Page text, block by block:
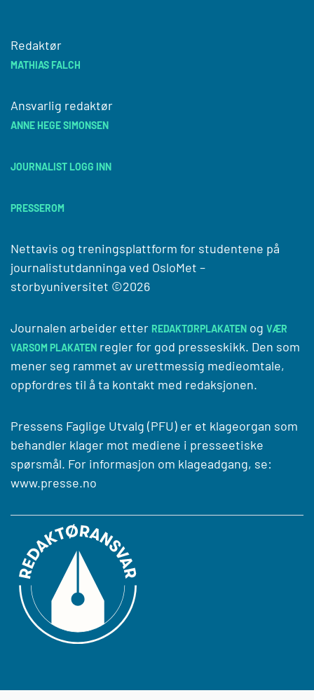
Redaktør
MATHIAS FALCH
Ansvarlig redaktør
ANNE HEGE SIMONSEN
JOURNALIST LOGG INN
PRESSEROM
Nettavis og treningsplattform for studentene på
journalistutdanninga ved OsloMet –
storbyuniversitet ©2026
Journalen arbeider etter REDAKTØRPLAKATEN og VÆR
VARSOM PLAKATEN regler for god presseskikk. Den som
mener seg rammet av urettmessig medieomtale,
oppfordres til å ta kontakt med redaksjonen.
Pressens Faglige Utvalg (PFU) er et klageorgan som
behandler klager mot mediene i presseetiske
spørsmål. For informasjon om klageadgang, se:
www.presse.no